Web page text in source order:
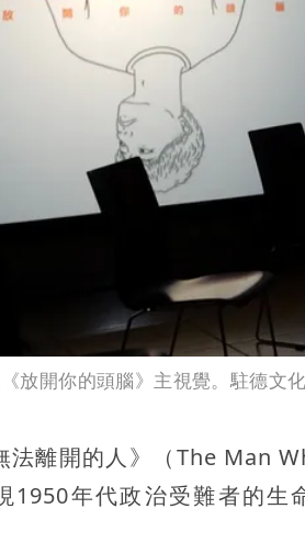
放開你的頭腦》主視覺。駐德文
法離開的人》（The Man
1950年代政治受難者的生